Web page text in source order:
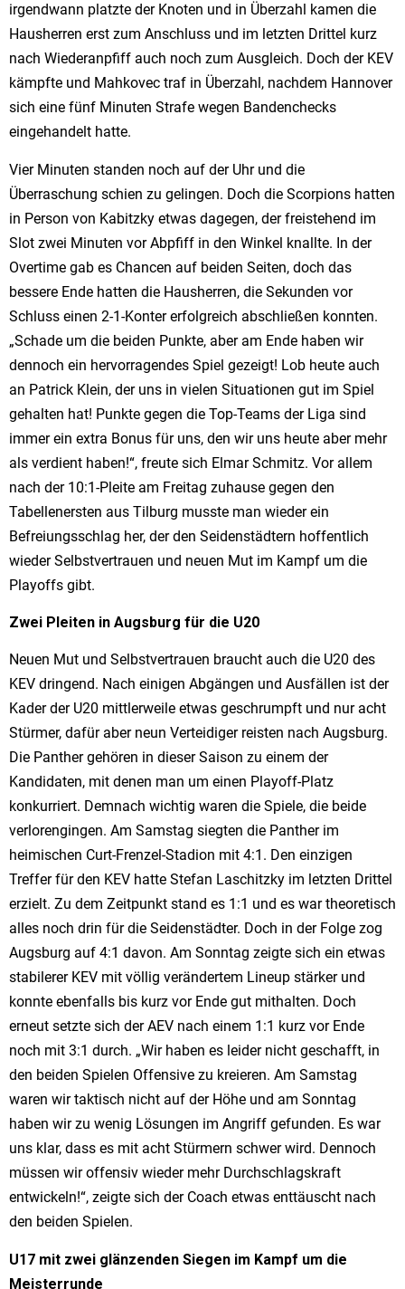
irgendwann platzte der Knoten und in Überzahl kamen die
Hausherren erst zum Anschluss und im letzten Drittel kurz
nach Wiederanpfiff auch noch zum Ausgleich. Doch der KEV
kämpfte und Mahkovec traf in Überzahl, nachdem Hannover
sich eine fünf Minuten Strafe wegen Bandenchecks
eingehandelt hatte.
Vier Minuten standen noch auf der Uhr und die
Überraschung schien zu gelingen. Doch die Scorpions hatten
in Person von Kabitzky etwas dagegen, der freistehend im
Slot zwei Minuten vor Abpfiff in den Winkel knallte. In der
Overtime gab es Chancen auf beiden Seiten, doch das
bessere Ende hatten die Hausherren, die Sekunden vor
Schluss einen 2-1-Konter erfolgreich abschließen konnten.
„Schade um die beiden Punkte, aber am Ende haben wir
dennoch ein hervorragendes Spiel gezeigt! Lob heute auch
an Patrick Klein, der uns in vielen Situationen gut im Spiel
gehalten hat! Punkte gegen die Top-Teams der Liga sind
immer ein extra Bonus für uns, den wir uns heute aber mehr
als verdient haben!“, freute sich Elmar Schmitz. Vor allem
nach der 10:1-Pleite am Freitag zuhause gegen den
Tabellenersten aus Tilburg musste man wieder ein
Befreiungsschlag her, der den Seidenstädtern hoffentlich
wieder Selbstvertrauen und neuen Mut im Kampf um die
Playoffs gibt.
Zwei Pleiten in Augsburg für die U20
Neuen Mut und Selbstvertrauen braucht auch die U20 des
KEV dringend. Nach einigen Abgängen und Ausfällen ist der
Kader der U20 mittlerweile etwas geschrumpft und nur acht
Stürmer, dafür aber neun Verteidiger reisten nach Augsburg.
Die Panther gehören in dieser Saison zu einem der
Kandidaten, mit denen man um einen Playoff-Platz
konkurriert. Demnach wichtig waren die Spiele, die beide
verlorengingen. Am Samstag siegten die Panther im
heimischen Curt-Frenzel-Stadion mit 4:1. Den einzigen
Treffer für den KEV hatte Stefan Laschitzky im letzten Drittel
erzielt. Zu dem Zeitpunkt stand es 1:1 und es war theoretisch
alles noch drin für die Seidenstädter. Doch in der Folge zog
Augsburg auf 4:1 davon. Am Sonntag zeigte sich ein etwas
stabilerer KEV mit völlig verändertem Lineup stärker und
konnte ebenfalls bis kurz vor Ende gut mithalten. Doch
erneut setzte sich der AEV nach einem 1:1 kurz vor Ende
noch mit 3:1 durch. „Wir haben es leider nicht geschafft, in
den beiden Spielen Offensive zu kreieren. Am Samstag
waren wir taktisch nicht auf der Höhe und am Sonntag
haben wir zu wenig Lösungen im Angriff gefunden. Es war
uns klar, dass es mit acht Stürmern schwer wird. Dennoch
müssen wir offensiv wieder mehr Durchschlagskraft
entwickeln!“, zeigte sich der Coach etwas enttäuscht nach
den beiden Spielen.
U17 mit zwei glänzenden Siegen im Kampf um die
Meisterrunde